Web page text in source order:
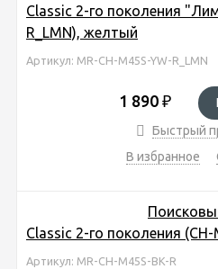
Classic 2-го поколения
R_LMN), желтый
Артикул: MR-CH-M45S-YW-R_LMN
1 890 ₽
Быстрый
В избранное
Classic 2-го поколения
Артикул: MR-CH-M45S-BK-R